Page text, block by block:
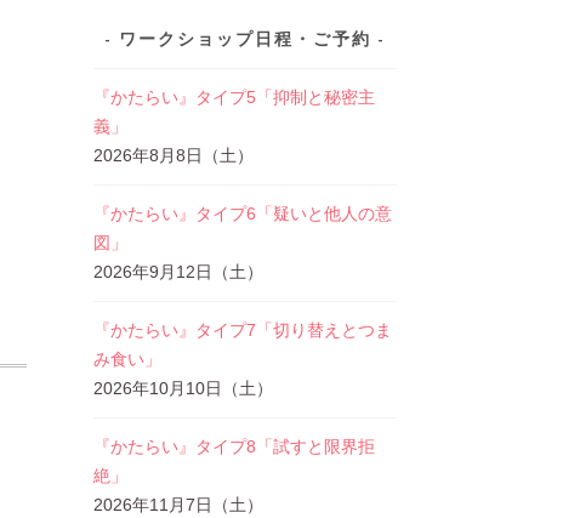
ワークショップ日程・ご予約
『かたらい』タイプ5「抑制と秘密主
義」
2026年8月8日（土）
『かたらい』タイプ6「疑いと他人の意
図」
2026年9月12日（土）
『かたらい』タイプ7「切り替えとつま
み食い」
2026年10月10日（土）
『かたらい』タイプ8「試すと限界拒
絶」
2026年11月7日（土）